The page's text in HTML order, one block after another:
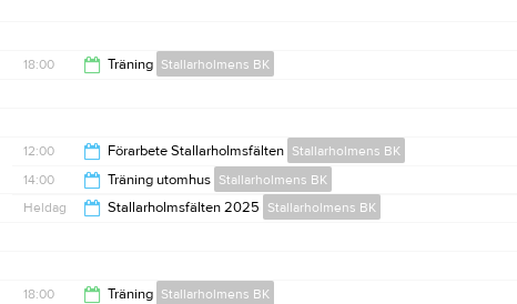
18:00 Träning Stallarholmens BK
12:00 Förarbete Stallarholmsfälten Stallarholmens BK
15:00
14:00 Träning utomhus Stallarholmens BK
Heldag Stallarholmsfälten 2025 Stallarholmens BK
18:00 Träning Stallarholmens BK